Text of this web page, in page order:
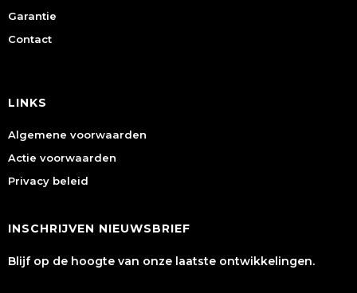
Garantie
Contact
LINKS
Algemene voorwaarden
Actie voorwaarden
Privacy beleid
INSCHRIJVEN NIEUWSBRIEF
Blijf op de hoogte van onze laatste ontwikkelingen.